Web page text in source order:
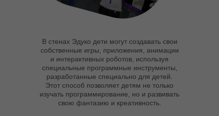
В стенах Эдуко дети могут создавать свои
собственные игры, приложения, анимации
и интерактивных роботов, используя
специальные программные инструменты,
разработанные специально для детей.
Этот способ позволяет детям не только
изучать программирование, но и развивать
свою фантазию и креативность.